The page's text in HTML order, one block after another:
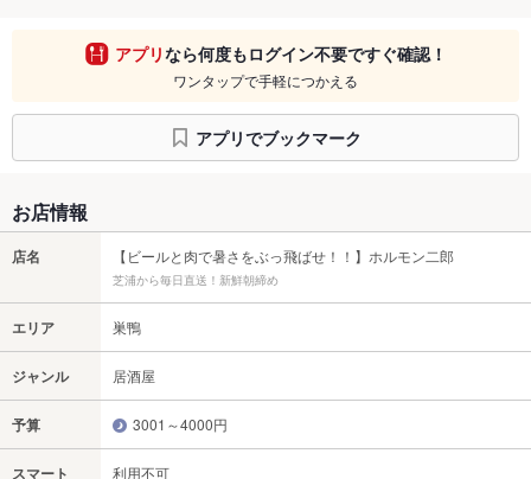
アプリなら何度もログイン不要ですぐ確認！
ワンタップで手軽につかえる
アプリでブックマーク
お店情報
店名 【ビールと肉で暑さをぶっ飛ばせ！！】ホルモン二郎
芝浦から毎日直送！新鮮朝締め
エリア 巣鴨
ジャンル 居酒屋
予算 3001～4000円
スマート
利用不可